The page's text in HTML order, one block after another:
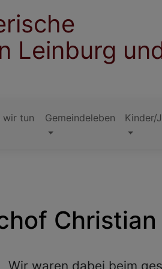
Leinburg
wir tun Gemeindeleben Kinder/
Christian
Wir waren dabei beim